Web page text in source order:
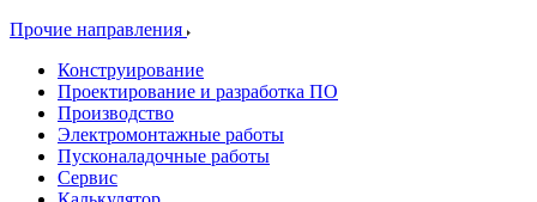
Прочие направления
Конструирование
Проектирование и разработка ПО
Производство
Электромонтажные работы
Пусконаладочные работы
Сервис